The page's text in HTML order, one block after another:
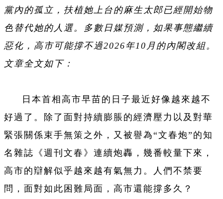
黨內的孤立，扶植她上台的麻生太郎已經開始物
色替代她的人選。多數日媒預測，如果事態繼續
惡化，高市可能撐不過2026年10月的內閣改組。
文章全文如下：
日本首相高市早苗的日子最近好像越來越不
好過了。除了面對持續膨脹的經濟壓力以及對華
緊張關係束手無策之外，又被譽為“文春炮”的知
名雜誌《週刊文春》連續炮轟，幾番較量下來，
高市的辯解似乎越來越有氣無力。人們不禁要
問，面對如此困難局面，高市還能撐多久？